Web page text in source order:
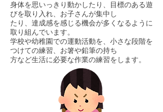
身体を思いっきり動かしたり、目標のある遊
びを取り入れ、お子さんが集中し
たり、達成感を感じる機会が多くなるように
取り組んでいます。
学校や幼稚園での運動活動を、小さな段階を
つけての練習、お箸や鉛筆の持ち
方など生活に必要な作業の練習をします。